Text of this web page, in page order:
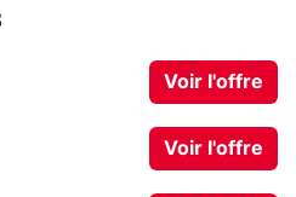
Voir l'offre
Voir l'offre